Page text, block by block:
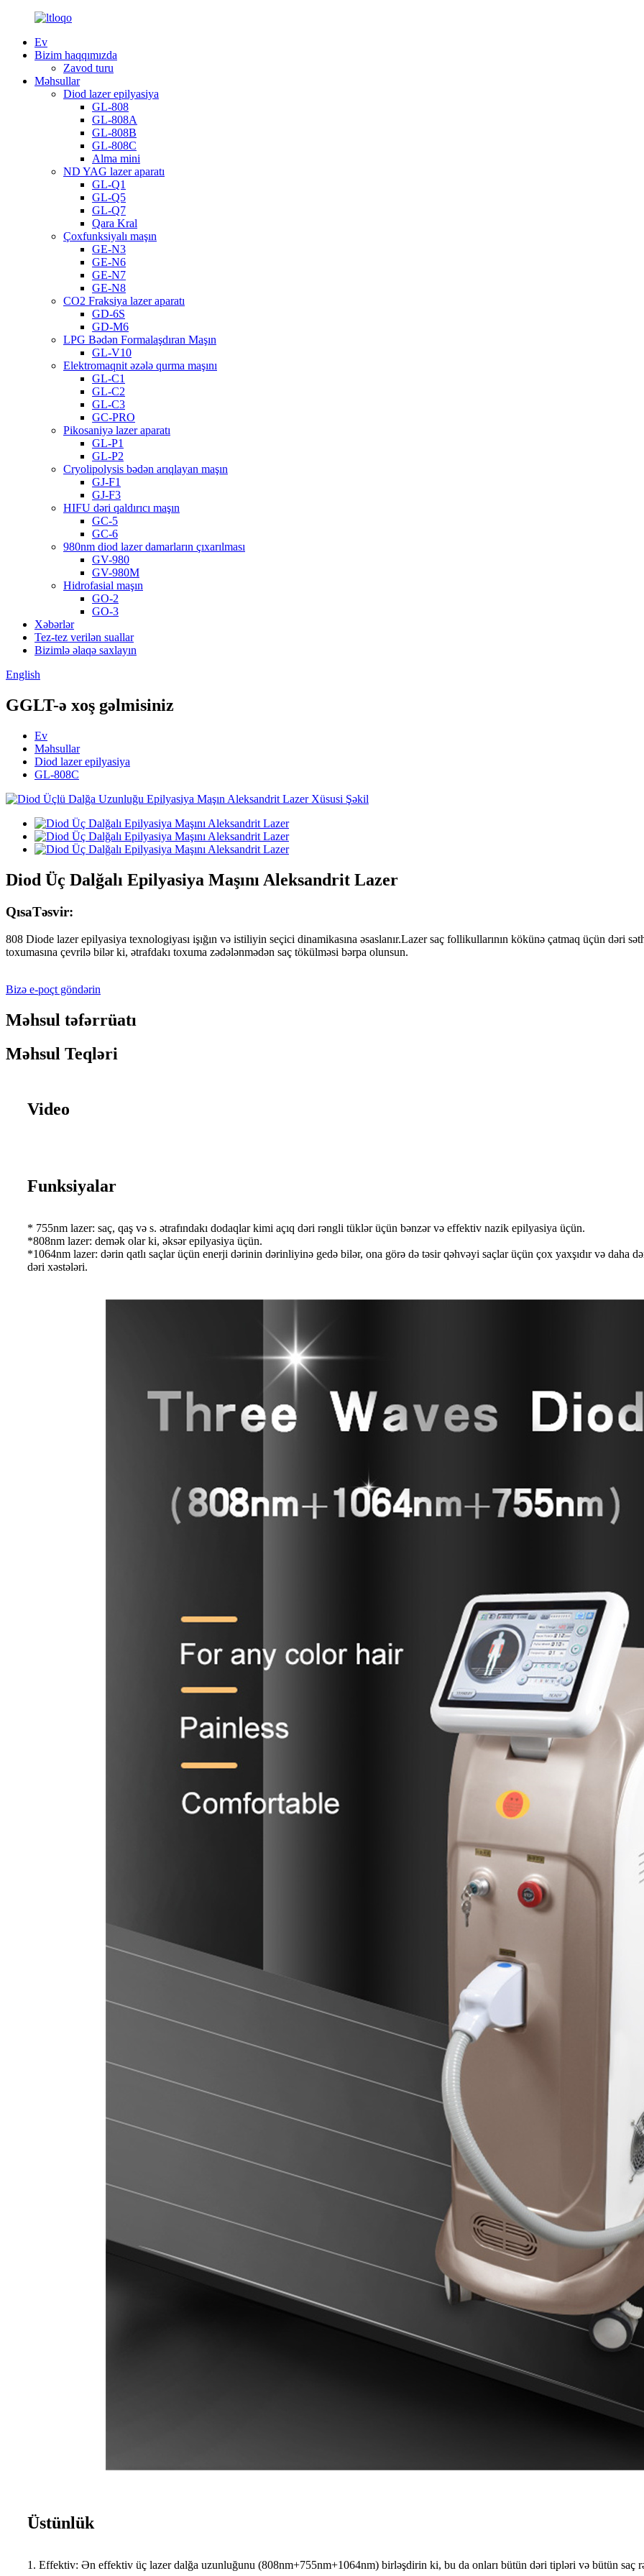
Ev
Bizim haqqımızda
Zavod turu
Məhsullar
Diod lazer epilyasiya
GL-808
GL-808A
GL-808B
GL-808C
Alma mini
ND YAG lazer aparatı
GL-Q1
GL-Q5
GL-Q7
Qara Kral
Çoxfunksiyalı maşın
GE-N3
GE-N6
GE-N7
GE-N8
CO2 Fraksiya lazer aparatı
GD-6S
GD-M6
LPG Bədən Formalaşdıran Maşın
GL-V10
Elektromaqnit əzələ qurma maşını
GL-C1
GL-C2
GL-C3
GC-PRO
Pikosaniyə lazer aparatı
GL-P1
GL-P2
Cryolipolysis bədən arıqlayan maşın
GJ-F1
GJ-F3
HIFU dəri qaldırıcı maşın
GC-5
GC-6
980nm diod lazer damarların çıxarılması
GV-980
GV-980M
Hidrofasial maşın
GO-2
GO-3
Xəbərlər
Tez-tez verilən suallar
Bizimlə əlaqə saxlayın
English
GGLT-ə xoş gəlmisiniz
Ev
Məhsullar
Diod lazer epilyasiya
GL-808C
Diod Üç Dalğalı Epilyasiya Maşını Aleksandrit Lazer
QısaTəsvir:
808 Diode lazer epilyasiya texnologiyası işığın və istiliyin seçici dinamikasına əsaslanır.Lazer saç follikullarının kökünə çatmaq üçün dəri
toxumasına çevrilə bilər ki, ətrafdakı toxuma zədələnmədən saç tökülməsi bərpa olunsun.
Bizə e-poçt göndərin
Məhsul təfərrüatı
Məhsul Teqləri
Video
Funksiyalar
* 755nm lazer: saç, qaş və s. ətrafındakı dodaqlar kimi açıq dəri rəngli tüklər üçün bənzər və effektiv nazik epilyasiya üçün.
*808nm lazer: demək olar ki, əksər epilyasiya üçün.
*1064nm lazer: dərin qatlı saçlar üçün enerji dərinin dərinliyinə gedə bilər, ona görə də təsir qəhvəyi saçlar üçün çox yaxşıdır və daha
dəri xəstələri.
Üstünlük
1. Effektiv: Ən effektiv üç lazer dalğa uzunluğunu (808nm+755nm+1064nm) birləşdirin ki, bu da onları bütün dəri tipləri və bütün saç